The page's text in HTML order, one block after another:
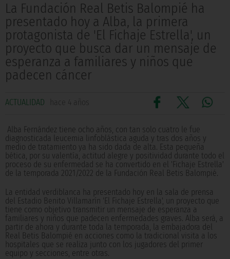
La Fundación Real Betis Balompié ha
presentado hoy a Alba, la primera
protagonista de 'El Fichaje Estrella', un
proyecto que busca dar un mensaje de
esperanza a familiares y niños que
padecen cáncer
ACTUALIDAD hace 4 años
Alba Fernández tiene ocho años, con tan solo cuatro le fue
diagnosticada leucemia linfoblástica aguda y tras dos años y
medio de tratamiento ya ha sido dada de alta. Esta pequeña
bética, por su valentía, actitud alegre y positividad durante todo el
proceso de su enfermedad se ha convertido en el 'Fichaje Estrella'
de la temporada 2021/2022 de la Fundación Real Betis Balompié.
La entidad verdiblanca ha presentado hoy en la sala de prensa
del Estadio Benito Villamarín 'El Fichaje Estrella', un proyecto que
tiene como objetivo transmitir un mensaje de esperanza a
familiares y niños que padecen enfermedades graves. Alba será, a
partir de ahora y durante toda la temporada, la embajadora del
Real Betis Balompié en acciones como la tradicional visita a los
hospitales que se realiza junto con los jugadores del primer
equipo y secciones, entre otras.